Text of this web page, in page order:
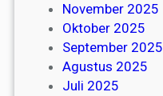
November 2025
Oktober 2025
September 2025
Agustus 2025
Juli 2025